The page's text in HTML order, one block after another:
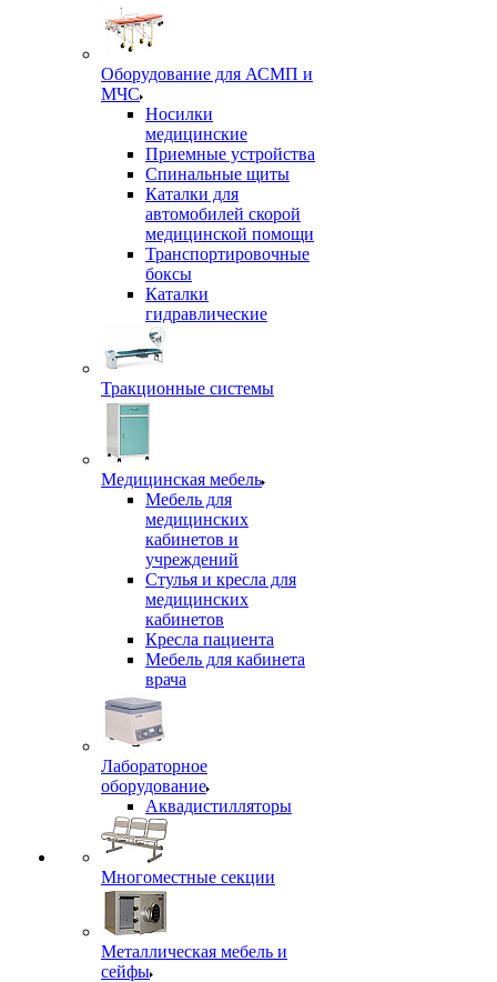
Оборудование для АСМП и
МЧС
Носилки
медицинские
Приемные устройства
Спинальные щиты
Каталки для
автомобилей скорой
медицинской помощи
Транспортировочные
боксы
Каталки
гидравлические
Тракционные системы
Медицинская мебель
Мебель для
медицинских
кабинетов и
учреждений
Стулья и кресла для
медицинских
кабинетов
Кресла пациента
Мебель для кабинета
врача
Лабораторное
оборудование
Аквадистилляторы
Многоместные секции
Металлическая мебель и
сейфы